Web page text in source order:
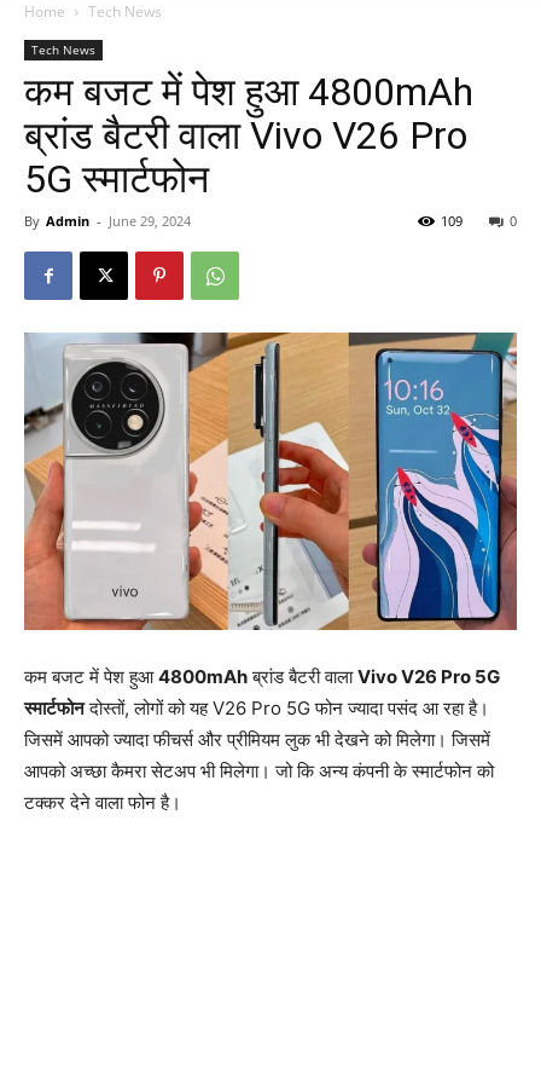
Home Tech News
Tech News
कम बजट में पेश हुआ 4800mAh
ब्रांड बैटरी वाला Vivo V26 Pro
5G स्मार्टफोन
By Admin - June 29, 2024 0
109
कम बजट में पेश हुआ4800mAhब्रांड बैटरी वालाVivo V26 Pro 5G
स्मार्टफोनदोस्तों, लोगों को यह V26 Pro 5G फोन ज्यादा पसंद आ रहा है।
जिसमें आपको ज्यादा फीचर्स और प्रीमियम लुक भी देखने को मिलेगा। जिसमें
आपको अच्छा कैमरा सेटअप भी मिलेगा। जो कि अन्य कंपनी के स्मार्टफोन को
टक्कर देने वाला फोन है।